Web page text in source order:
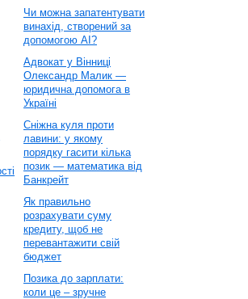
Чи можна запатентувати
винахід, створений за
допомогою AI?
Адвокат у Вінниці
Олександр Малик —
юридична допомога в
Україні
Сніжна куля проти
лавини: у якому
порядку гасити кілька
позик — математика від
Банкрейт
Як правильно
розрахувати суму
кредиту, щоб не
перевантажити свій
бюджет
Позика до зарплати:
коли це – зручне